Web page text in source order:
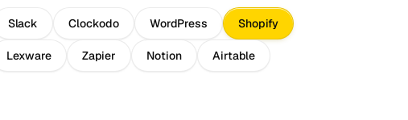
Slack Clockodo WordPress Shopify
Lexware Zapier Notion Airtable